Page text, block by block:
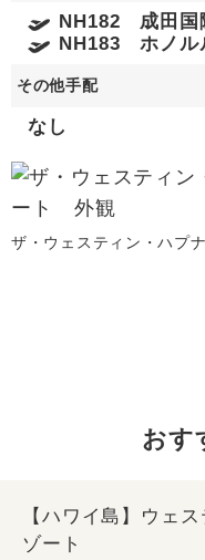
NH182 成田
NH183 ホノ
その他手配
なし
ザ・ウェスティン・ハプ
おす
【ハワイ島】ウェ
ゾート